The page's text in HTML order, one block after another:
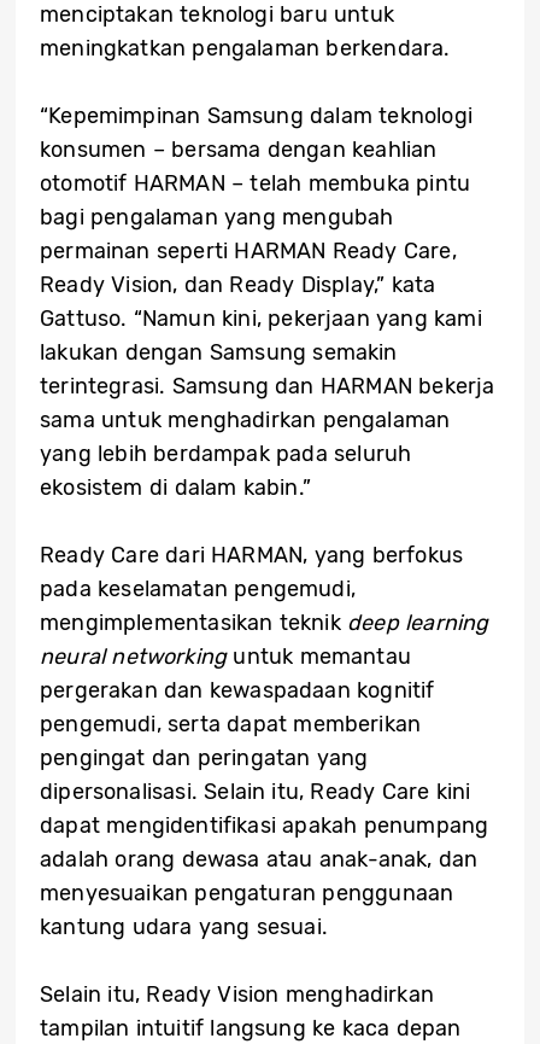
menciptakan teknologi baru untuk
meningkatkan pengalaman berkendara.
“Kepemimpinan Samsung dalam teknologi
konsumen – bersama dengan keahlian
otomotif HARMAN – telah membuka pintu
bagi pengalaman yang mengubah
permainan seperti HARMAN Ready Care,
Ready Vision, dan Ready Display,” kata
Gattuso. “Namun kini, pekerjaan yang kami
lakukan dengan Samsung semakin
terintegrasi. Samsung dan HARMAN bekerja
sama untuk menghadirkan pengalaman
yang lebih berdampak pada seluruh
ekosistem di dalam kabin.”
Ready Care dari HARMAN, yang berfokus
pada keselamatan pengemudi,
mengimplementasikan teknik deep learning
neural networking untuk memantau
pergerakan dan kewaspadaan kognitif
pengemudi, serta dapat memberikan
pengingat dan peringatan yang
dipersonalisasi. Selain itu, Ready Care kini
dapat mengidentifikasi apakah penumpang
adalah orang dewasa atau anak-anak, dan
menyesuaikan pengaturan penggunaan
kantung udara yang sesuai.
Selain itu, Ready Vision menghadirkan
tampilan intuitif langsung ke kaca depan